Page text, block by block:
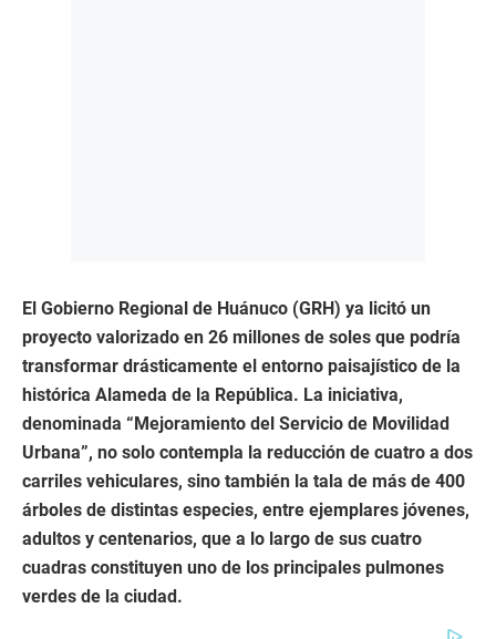
El Gobierno Regional de Huánuco (GRH) ya licitó un
proyecto valorizado en 26 millones de soles que podría
transformar drásticamente el entorno paisajístico de la
histórica Alameda de la República. La iniciativa,
denominada “Mejoramiento del Servicio de Movilidad
Urbana”, no solo contempla la reducción de cuatro a dos
carriles vehiculares, sino también la tala de más de 400
árboles de distintas especies, entre ejemplares jóvenes,
adultos y centenarios, que a lo largo de sus cuatro
cuadras constituyen uno de los principales pulmones
verdes de la ciudad.